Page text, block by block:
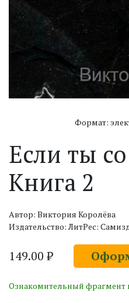
Формат:
Если ты
Книга 2
Автор: Виктория Королёва
Издательство: ЛитРес:
149.00 ₽
Ознакомительный фрагмент